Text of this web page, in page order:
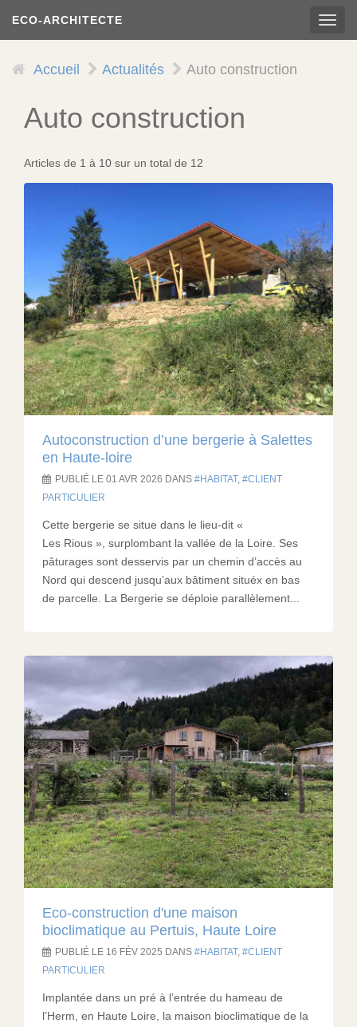
contenu
ECO-ARCHITECTE
Accueil Actualités Auto construction
Auto construction
Articles de 1 à 10 sur un total de 12
Autoconstruction d’une bergerie à Salettes
en Haute-loire
PUBLIÉ LE 01 AVR 2026 DANS HABITAT,
CLIENT
PARTICULIER
Cette bergerie se situe dans le lieu-dit «
Les Rious », surplombant la vallée de la Loire. Ses
pâturages sont desservis par un chemin d’accès au
Nord qui descend jusqu’aux bâtiment situéx en bas
de parcelle. La Bergerie se déploie parallèlement...
Eco-construction d'une maison
bioclimatique au Pertuis, Haute Loire
PUBLIÉ LE 16 FÉV 2025 DANS HABITAT,
CLIENT
PARTICULIER
Implantée dans un pré à l’entrée du hameau de
l’Herm, en Haute Loire, la maison bioclimatique de la